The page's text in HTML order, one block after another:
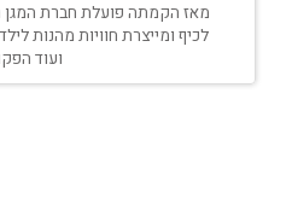
מאז הקמתה פועלת חברת המגן
לכיף ומייצרת חוויות מהנות
ועוד